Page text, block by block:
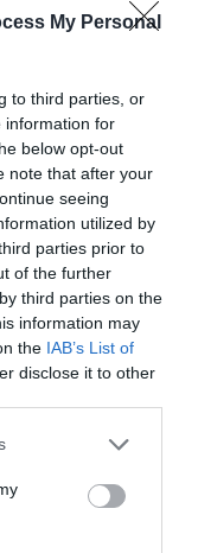
My Personal
to third parties, or
information for
below opt-out
note that after your
seeing
utilized by
parties prior to
of the further
third parties on the
information may
the IAB’s List of
disclose it to other
– a
nicio
în fața Înaltei
foarte
existat un
Nu fug, dar nu
dacă sentința
pentru
deținute au